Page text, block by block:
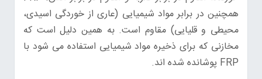
همچنین در برابر مواد شیمیایی (عاری از خوردگی اسیدی،
محیطی و قلیایی) مقاوم است. به همین دلیل است که
مخازنی که برای ذخیره مواد شیمیایی استفاده می شود با
FRP پوشانده شده اند.